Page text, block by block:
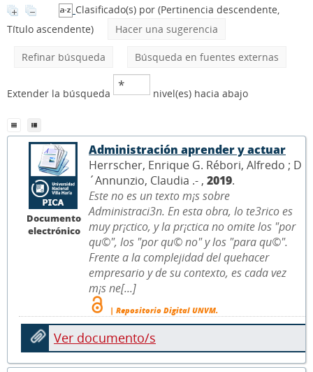
Clasificado(s) por (Pertinencia descendente,
Título ascendente)
Hacer una sugerencia
Refinar búsqueda Búsqueda en fuentes externas
Extender la búsqueda nivel(es) hacia abajo
Documento
electrónico
Administración aprender y actuar
Herrscher, Enrique G. Rébori, Alfredo ; D
´Annunzio, Claudia .- , 2019.
Este no es un texto m¡s sobre
Administraci3n. En esta obra, lo te3rico es
muy pr¡ctico, y la pr¡ctica no omite los "por
qu©", los "por qu© no" y los "para qu©".
Frente a la complejidad del quehacer
empresario y de su contexto, es cada vez
m¡s ne[...]
| Repositorio Digital UNVM.
Ver documento/s